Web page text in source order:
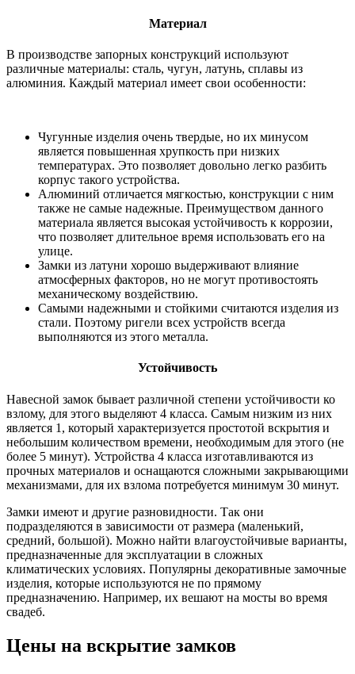
Материал
В производстве запорных конструкций используют
различные материалы: сталь, чугун, латунь, сплавы из
алюминия. Каждый материал имеет свои особенности:
Чугунные изделия очень твердые, но их минусом
является повышенная хрупкость при низких
температурах. Это позволяет довольно легко разбить
корпус такого устройства.
Алюминий отличается мягкостью, конструкции с ним
также не самые надежные. Преимуществом данного
материала является высокая устойчивость к коррозии,
что позволяет длительное время использовать его на
улице.
Замки из латуни хорошо выдерживают влияние
атмосферных факторов, но не могут противостоять
механическому воздействию.
Самыми надежными и стойкими считаются изделия из
стали. Поэтому ригели всех устройств всегда
выполняются из этого металла.
Устойчивость
Навесной замок бывает различной степени устойчивости ко
взлому, для этого выделяют 4 класса. Самым низким из них
является 1, который характеризуется простотой вскрытия и
небольшим количеством времени, необходимым для этого (не
более 5 минут). Устройства 4 класса изготавливаются из
прочных материалов и оснащаются сложными закрывающими
механизмами, для их взлома потребуется минимум 30 минут.
Замки имеют и другие разновидности. Так они
подразделяются в зависимости от размера (маленький,
средний, большой). Можно найти влагоустойчивые варианты,
предназначенные для эксплуатации в сложных
климатических условиях. Популярны декоративные замочные
изделия, которые используются не по прямому
предназначению. Например, их вешают на мосты во время
свадеб.
Цены на вскрытие замков